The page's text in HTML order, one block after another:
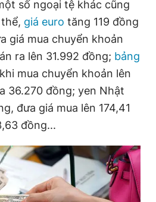
Liên hệ quảng cáo
0908 780 404
RSS Tòa soạn
Toàn
trực: Hải Thành
Dũng
Hưng
Trung
số ngoại tệ khác cũng
giá euro tăng 119 đồng
giá mua chuyển khoản
ra lên 31.992 đồng; bảng
mua chuyển khoản lên
36.270 đồng; yen Nhật
đưa giá mua lên 174,41
đồng...